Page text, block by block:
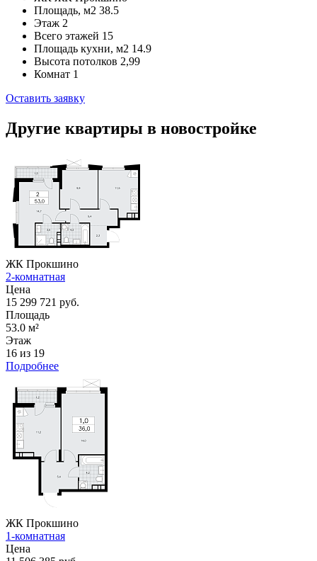
Площадь, м2 38.5
Этаж 2
Всего этажей 15
Площадь кухни, м2 14.9
Высота потолков 2,99
Комнат 1
Оставить заявку
Другие квартиры в новостройке
ЖК Прокшино
2-комнатная
Цена
15 299 721 руб.
Площадь
53.0 м²
Этаж
16 из 19
Подробнее
ЖК Прокшино
1-комнатная
Цена